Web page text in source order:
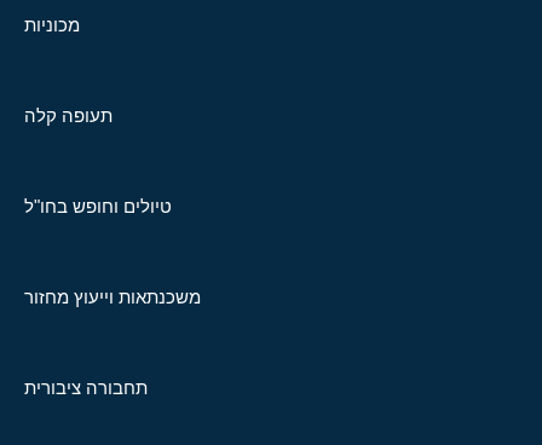
מכוניות
תעופה קלה
טיולים וחופש בחו"ל
משכנתאות וייעוץ מחזור
תחבורה ציבורית